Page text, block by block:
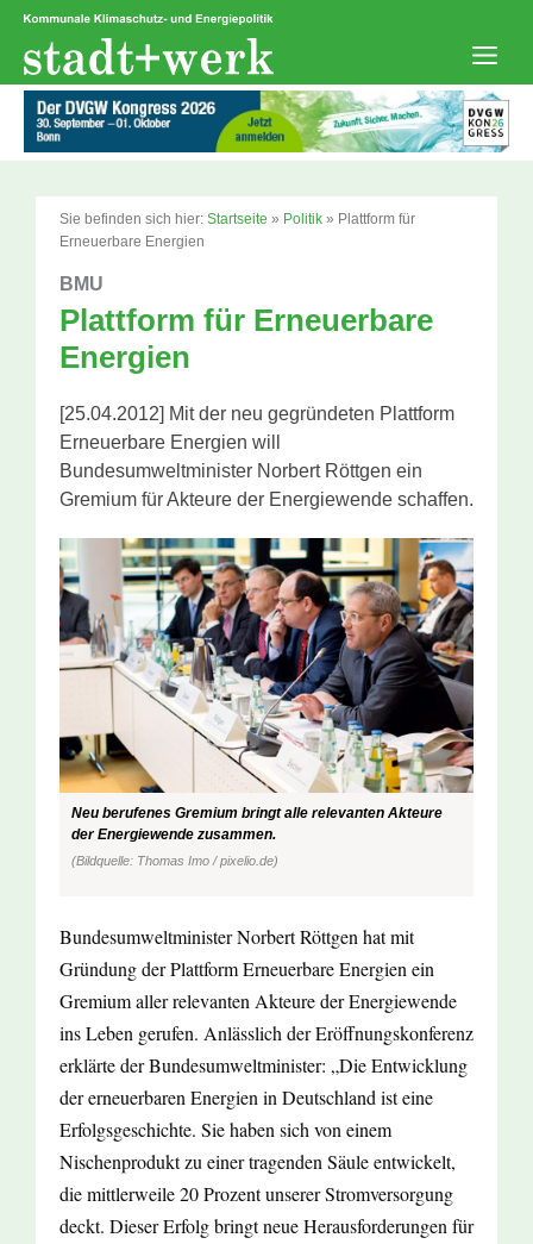
Zum
springen
Sie befinden sich hier: Startseite » Politik » Plattform für
Erneuerbare Energien
BMU
Plattform für Erneuerbare
Energien
[25.04.2012] Mit der neu gegründeten Plattform
Erneuerbare Energien will
Bundesumweltminister Norbert Röttgen ein
Gremium für Akteure der Energiewende schaffen.
Neu berufenes Gremium bringt alle relevanten Akteure
der Energiewende zusammen.
(Bildquelle: Thomas Imo / pixelio.de)
Bundesumweltminister Norbert Röttgen hat mit
Gründung der Plattform Erneuerbare Energien ein
Gremium aller relevanten Akteure der Energiewende
ins Leben gerufen. Anlässlich der Eröffnungskonferenz
erklärte der Bundesumweltminister: „Die Entwicklung
der erneuerbaren Energien in Deutschland ist eine
Erfolgsgeschichte. Sie haben sich von einem
Nischenprodukt zu einer tragenden Säule entwickelt,
die mittlerweile 20 Prozent unserer Stromversorgung
deckt. Dieser Erfolg bringt neue Herausforderungen für